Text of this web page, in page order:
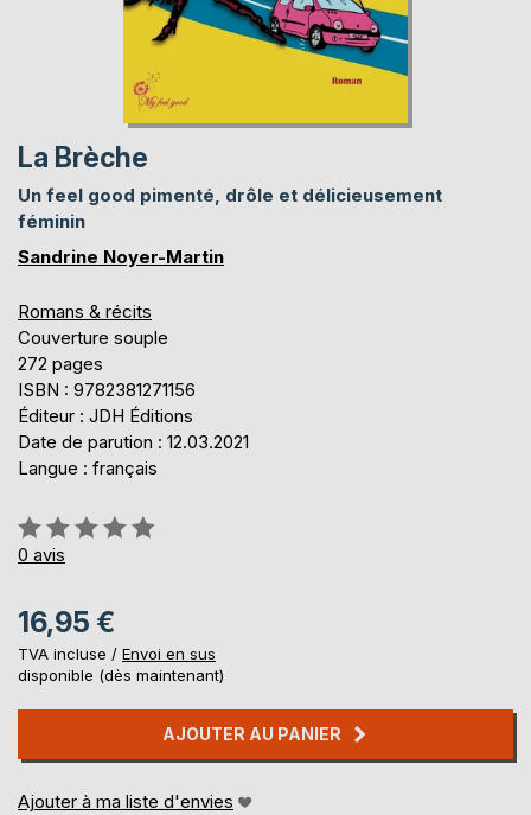
La Brèche
Un feel good pimenté, drôle et délicieusement
féminin
Sandrine Noyer-Martin
Romans & récits
Couverture souple
272 pages
ISBN : 9782381271156
Éditeur : JDH Éditions
Date de parution : 12.03.2021
Langue : français
Évaluation:
0%
0 avis
16,95 €
TVA incluse / Envoi en sus
disponible (dès maintenant)
AJOUTER AU PANIER
Ajouter à ma liste d'envies